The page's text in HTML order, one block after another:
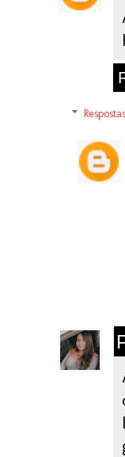
Respostas